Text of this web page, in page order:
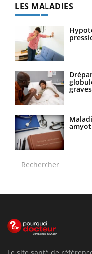
LES MALADIES
graves
Le site santé de